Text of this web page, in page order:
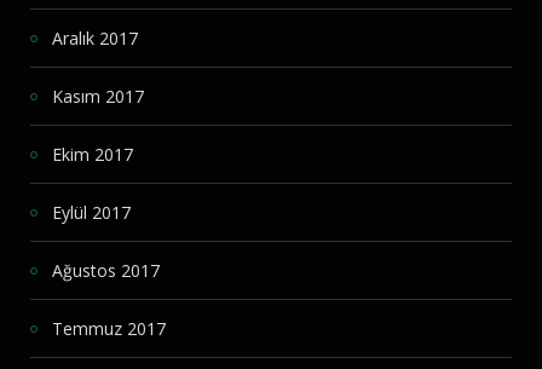
Aralık 2017
Kasım 2017
Ekim 2017
Eylül 2017
Ağustos 2017
Temmuz 2017